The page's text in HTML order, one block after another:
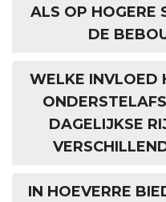
ALS OP HOGERE
DE
WELKE INVLOED
DAGELIJKSE
IN HOEVERRE